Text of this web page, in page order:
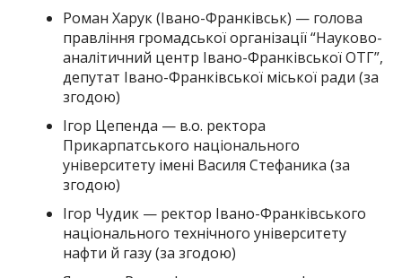
Роман Харук (Івано-Франківськ) — голова
правління громадської організації “Науково-
аналітичний центр Івано-Франківської ОТГ”,
депутат Івано-Франківської міської ради (за
згодою)
Ігор Цепенда — в.о. ректора
Прикарпатського національного
університету імені Василя Стефаника (за
згодою)
Ігор Чудик — ректор Івано-Франківського
національного технічного університету
нафти й газу (за згодою)